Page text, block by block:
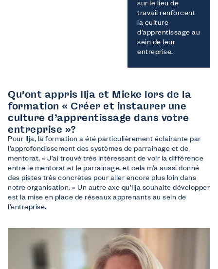
sur le lieu de
travail renforcent
la culture
d’apprentissage au
sein de leur
entreprise.
Qu’ont appris Ilja et Mieke lors de la
formation « Créer et instaurer une
culture d’apprentissage dans votre
entreprise »?
Pour Ilja, la formation a été particulièrement éclairante par
l’approfondissement des systèmes de parrainage et de
mentorat, « J’ai trouvé très intéressant de voir la différence
entre le mentorat et le parrainage, et cela m’a aussi donné
des pistes très concrètes pour aller encore plus loin dans
notre organisation. » Un autre axe qu’Ilja souhaite développer
est la mise en place de réseaux apprenants au sein de
l’entreprise.